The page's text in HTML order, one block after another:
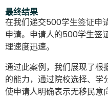
最终结果
在我们递交500学生签证申
申请。申请人的500学生签
理速度迅速。
通过此案例，我们展现了根
的能力，通过院校选择、学
使申请人明确表示无移民意